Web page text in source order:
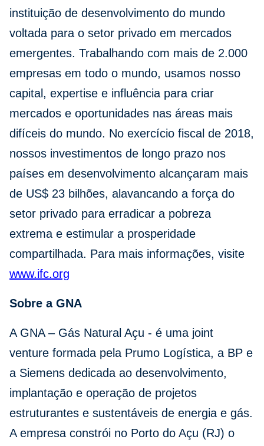
instituição de desenvolvimento do mundo
voltada para o setor privado em mercados
emergentes. Trabalhando com mais de 2.000
empresas em todo o mundo, usamos nosso
capital, expertise e influência para criar
mercados e oportunidades nas áreas mais
difíceis do mundo. No exercício fiscal de 2018,
nossos investimentos de longo prazo nos
países em desenvolvimento alcançaram mais
de US$ 23 bilhões, alavancando a força do
setor privado para erradicar a pobreza
extrema e estimular a prosperidade
compartilhada. Para mais informações, visite
www.ifc.org
Sobre a GNA
A GNA – Gás Natural Açu - é uma joint
venture formada pela Prumo Logística, a BP e
a Siemens dedicada ao desenvolvimento,
implantação e operação de projetos
estruturantes e sustentáveis de energia e gás.
A empresa constrói no Porto do Açu (RJ) o